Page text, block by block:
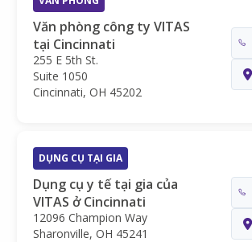
Văn phòng công ty VITAS
tại Cincinnati
255 E 5th St.
Suite 1050
Cincinnati, OH 45202
DỤNG CỤ TẠI GIA
Dụng cụ y tế tại gia của
VITAS ở Cincinnati
12096 Champion Way
Sharonville, OH 45241